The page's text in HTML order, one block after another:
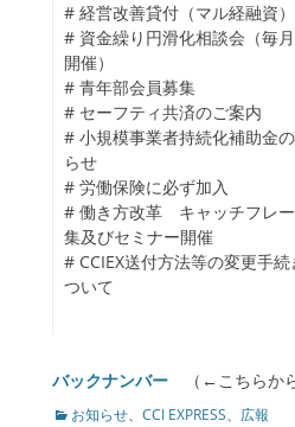
# 経営改善貸付（マル経融資）
# 資金繰り円滑化相談会（毎
開催）
# 青年部会員募集
# セーフティ共済のご案内
# 小規模事業者持続化補助金
らせ
# 労働保険に必ず加入
# 働き方改革 キャッチフレ
集及びセミナー開催
# CCIEX送付方法等の変更手続
ついて
バックナンバー （←こちらから
カ お知らせ、 CCI EXPRESS、 広報